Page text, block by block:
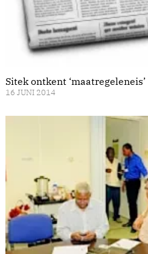
Sitek ontkent ‘maatregeleneis’
16 JUNI 2014